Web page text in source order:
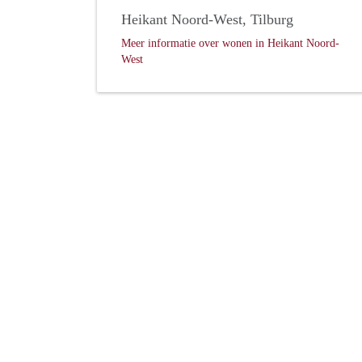
Heikant Noord-West, Tilburg
Meer informatie over wonen in Heikant Noord-
West